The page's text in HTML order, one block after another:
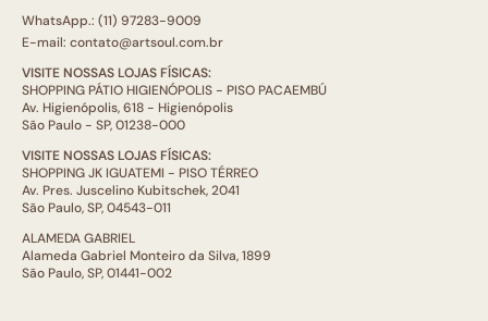
WhatsApp.: (11) 97283-9009
E-mail: contato@artsoul.com.br
VISITE NOSSAS LOJAS FÍSICAS:
SHOPPING PÁTIO HIGIENÓPOLIS - PISO PACAEMBÚ
Av. Higienópolis, 618 - Higienópolis
São Paulo - SP, 01238-000
VISITE NOSSAS LOJAS FÍSICAS:
SHOPPING JK IGUATEMI - PISO TÉRREO
Av. Pres. Juscelino Kubitschek, 2041
São Paulo, SP, 04543-011
ALAMEDA GABRIEL
Alameda Gabriel Monteiro da Silva, 1899
São Paulo, SP, 01441-002